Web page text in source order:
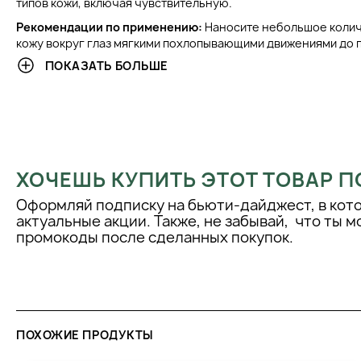
Рекомендации по применению: Наносите небольшое
кожу вокруг глаз мягкими похлопывающими движениями до
Используйте утром и вечером для достижения наилучших
Инструкция по переработке:Пустую упаковку можно
другими пластиковыми отходами. Убедитесь, что упаковка
перед утилизацией.
ПОКАЗАТЬ БОЛЬШЕ
ХОЧЕШЬ КУПИТЬ ЭТОТ ТОВАР
Оформляй подписку на бьюти-дайджест, в
актуальные акции. Также, не забывай, что ты
промокоды после сделанных покупок.
ПОХОЖИЕ ПРОДУКТЫ